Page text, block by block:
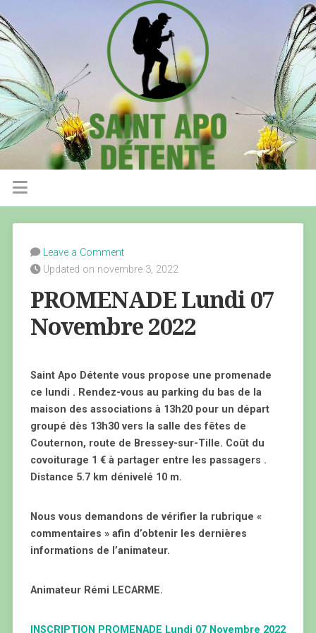
Leave a Comment
Updated on novembre 3, 2022
PROMENADE Lundi 07
Novembre 2022
Saint Apo Détente vous propose une promenade
ce lundi . Rendez-vous au parking du bas de la
maison des associations à 13h20 pour un départ
groupé dès 13h30 vers la salle des fêtes de
Couternon, route de Bressey-sur-Tille. Coût du
covoiturage 1 € à partager entre les passagers .
Distance 5.7 km dénivelé 10 m.
Nous vous demandons de vérifier la rubrique «
commentaires » afin d’obtenir les dernières
informations de l’animateur.
Animateur Rémi LECARME.
INSCRIPTION PROMENADE Lundi 07 Novembre 2022